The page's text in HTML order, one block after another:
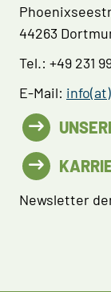
44263
Tel.: +49 231
E-Mail:
Newsletter